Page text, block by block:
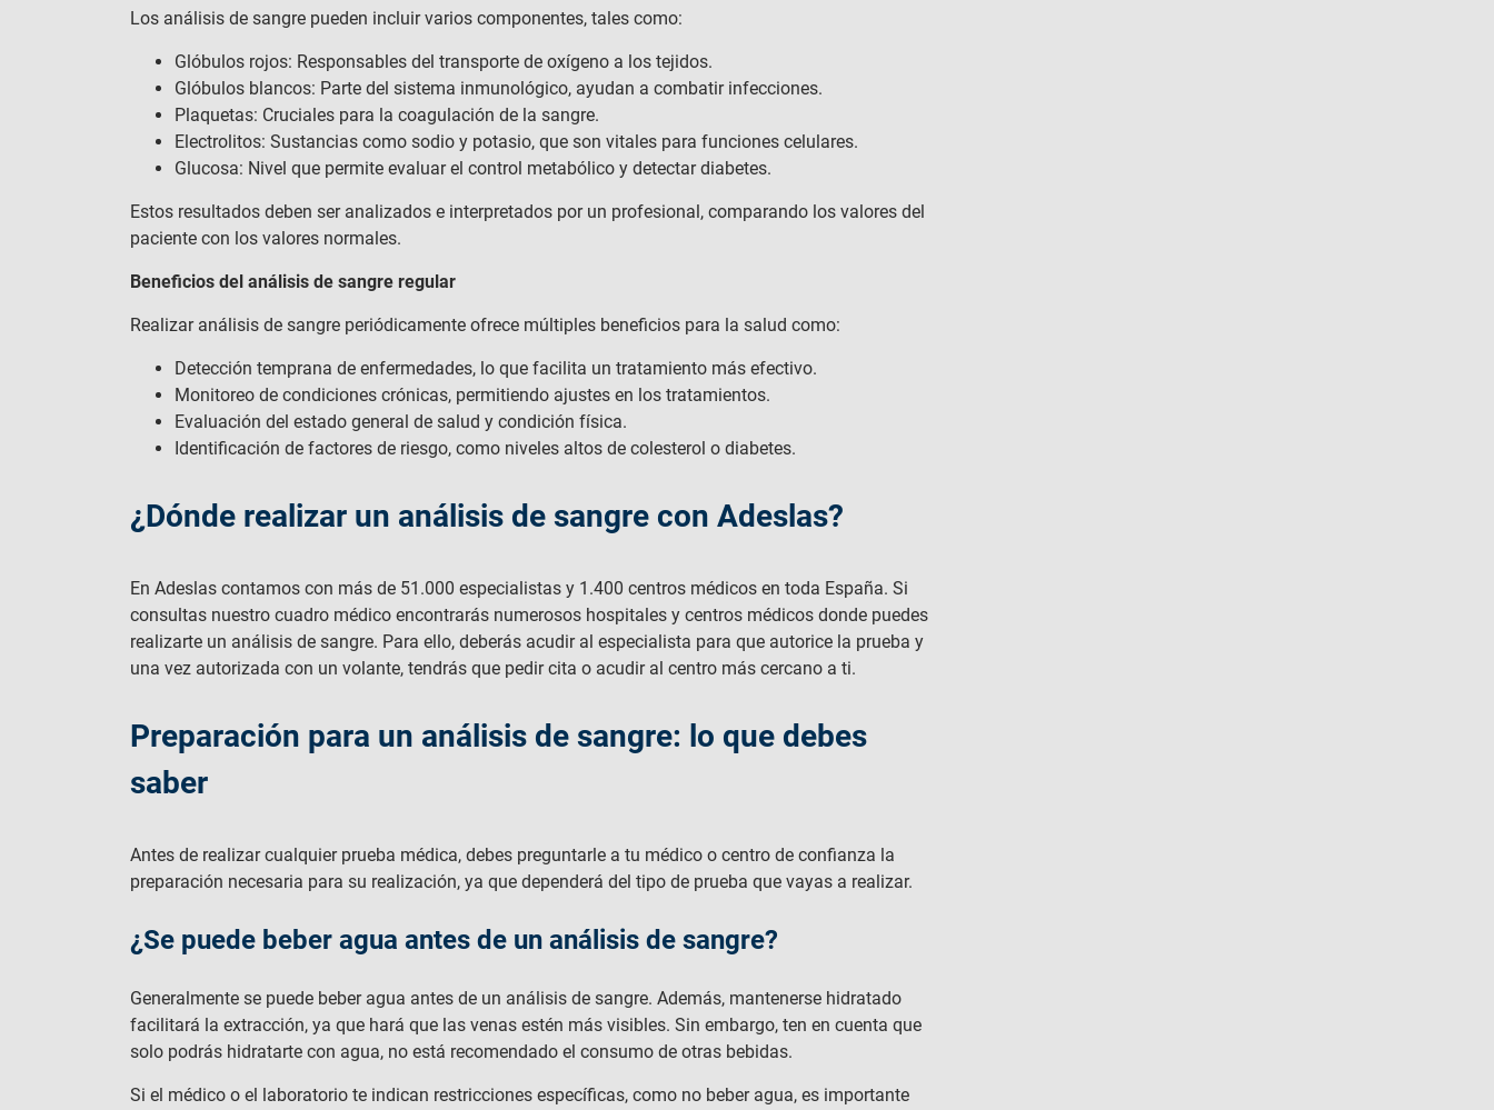
Los análisis de sangre pueden incluir varios componentes, tales como:
Glóbulos rojos: Responsables del transporte de oxígeno a los tejidos.
Glóbulos blancos: Parte del sistema inmunológico, ayudan a combatir infecciones.
Plaquetas: Cruciales para la coagulación de la sangre.
Electrolitos: Sustancias como sodio y potasio, que son vitales para funciones celulares.
Glucosa: Nivel que permite evaluar el control metabólico y detectar diabetes.
Estos resultados deben ser analizados e interpretados por un profesional, comparando los valores del
paciente con los valores normales.
Beneficios del análisis de sangre regular
Realizar análisis de sangre periódicamente ofrece múltiples beneficios para la salud como:
Detección temprana de enfermedades, lo que facilita un tratamiento más efectivo.
Monitoreo de condiciones crónicas, permitiendo ajustes en los tratamientos.
Evaluación del estado general de salud y condición física.
Identificación de factores de riesgo, como niveles altos de colesterol o diabetes.
¿Dónde realizar un análisis de sangre con Adeslas?
En Adeslas contamos con más de 51.000 especialistas y 1.400 centros médicos en toda España. Si
consultas nuestro cuadro médico encontrarás numerosos hospitales y centros médicos donde puedes
realizarte un análisis de sangre. Para ello, deberás acudir al especialista para que autorice la prueba y
una vez autorizada con un volante, tendrás que pedir cita o acudir al centro más cercano a ti.
Preparación para un análisis de sangre: lo que debes
saber
Antes de realizar cualquier prueba médica, debes preguntarle a tu médico o centro de confianza la
preparación necesaria para su realización, ya que dependerá del tipo de prueba que vayas a realizar.
¿Se puede beber agua antes de un análisis de sangre?
Generalmente se puede beber agua antes de un análisis de sangre. Además, mantenerse hidratado
facilitará la extracción, ya que hará que las venas estén más visibles. Sin embargo, ten en cuenta que
solo podrás hidratarte con agua, no está recomendado el consumo de otras bebidas.
Si el médico o el laboratorio te indican restricciones específicas, como no beber agua, es importante